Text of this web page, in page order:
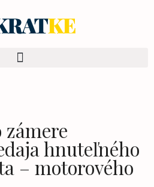
zámere
hnuteľného
– motorového